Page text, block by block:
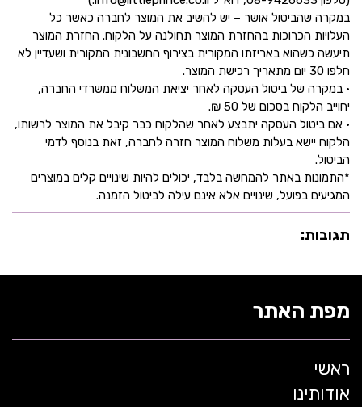
במקרה שהביטול אושר – יש להשיב את המוצר לחברה כאשר כל
העלויות הכרוכות בהחזרת המוצר תחולנה על הלקוח. החזרת המוצר
תיעשה כשהוא באריזתו המקורית בצירוף החשבונית המקורית ושעדיין לא
חלפו 30 יום מתאריך רכישת המוצר.
• במקרה של ביטול העסקה לאחר יציאת המשלוח ממשרדי החברה,
יחוייב הלקוח בסכום של 50 ₪.
• אם ביטול העסקה יתבצע לאחר שהלקוח כבר קיבל את המוצר לרשותו,
הלקוח יישא בעלות משלוח המוצר חזרה לחברה, זאת בנוסף לדמי
הביטול.
*התמונות באתר להמחשה בלבד, יכולים להיות שינויים קלים במוצרים
המגיעים בפועל, שינויים אלא אינם עילה לביטול הזמנה.
תגובות:
מפת האתר
ראשי
אודותינו